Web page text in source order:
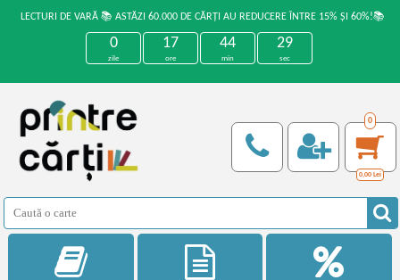
LECTURI DE VARĂ 📚 ASTĂZI 60.000 DE CĂRȚI AU REDUCERE ÎNTRE 15% ȘI 60%!📚
0
zile
17
ore
44
min
29
sec
0
0,00 Lei